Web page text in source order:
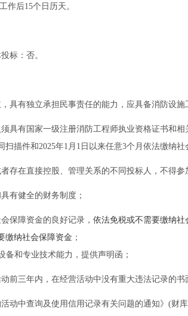
作后15个日历天。
标：否。
具有独立承担民事责任的能力 ， 应具备消防设施
具有国家一级注册消防工程师执业资格证书和
描件和2025年1月1日以来任意3个月依法缴纳社
存在直接控股、管理关系的不同投标人，不得参
有健全的财务制度；
保障资金的良好记录， 依法免税或不需要缴纳
缴纳社会保障资金 ；
备和专业技术能力，提供声明函；
前三年内，在经营活动中没有重大违法记录的书
动中查询及使用信用记录有关问题的通知》 (财